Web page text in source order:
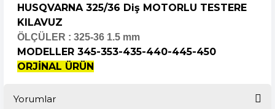
HUSQVARNA 325/36 Diş MOTORLU TESTERE
KILAVUZ
ÖLÇÜLER : 325-36 1.5 mm
MODELLER 345-353-435-440-445-450
ORJİNAL ÜRÜN
Yorumlar